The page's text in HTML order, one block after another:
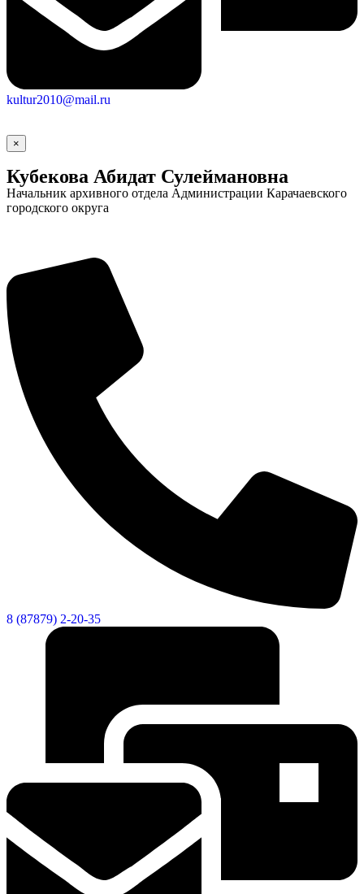
kultur2010@mail.ru
×
Кубекова Абидат Сулеймановна
Начальник архивного отдела Администрации Карачаевского
городского округа
8 (87879) 2-20-35